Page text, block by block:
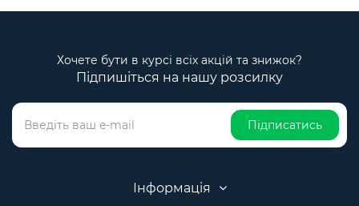
Хочете бути в курсі всіх акцій та знижок?
Підпишіться на нашу розсилку
Підписатись
Інформація